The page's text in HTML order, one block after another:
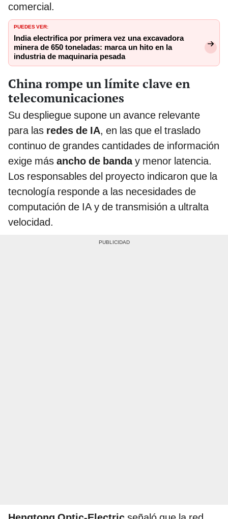
comercial.
PUEDES VER:
India electrifica por primera vez una excavadora
minera de 650 toneladas: marca un hito en la
industria de maquinaria pesada
China rompe un límite clave en
telecomunicaciones
Su despliegue supone un avance relevante
para las redes de IA, en las que el traslado
continuo de grandes cantidades de información
exige más ancho de banday menor latencia.
Los responsables del proyecto indicaron que la
tecnología responde a las necesidades de
computación de IA y de transmisión a ultralta
velocidad.